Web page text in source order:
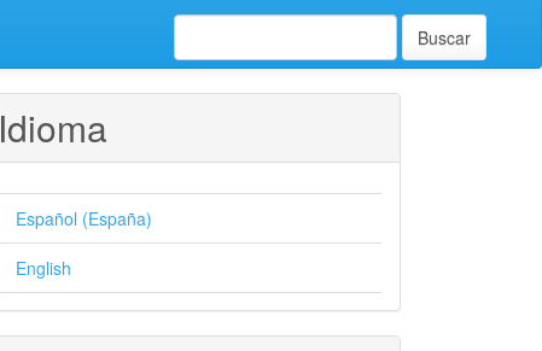
Buscar
Idioma
Español (España)
English